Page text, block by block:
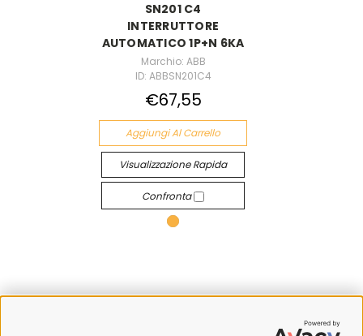
SN201 C4
INTERRUTTORE
AUTOMATICO 1P+N 6KA
Marchio: ABB
ID: ABBSN201C4
€67,55
Aggiungi Al Carrello
Visualizzazione Rapida
Confronta